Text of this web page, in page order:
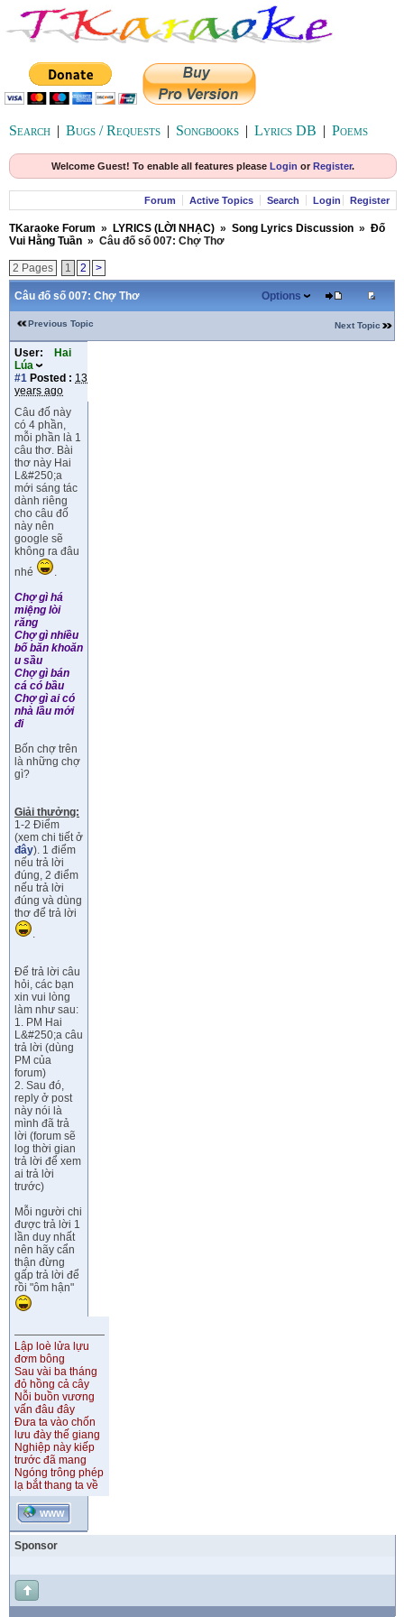
Search | Bugs / Requests | Songbooks | Lyrics DB | Poems
Welcome Guest! To enable all features please Login or Register.
Forum Active Topics Search Login Register
TKaraoke Forum » LYRICS (LỜI NHẠC) » Song Lyrics Discussion » Đố
Vui Hằng Tuần » Câu đố số 007: Chợ Thơ
2 Pages 1 2 >
Câu đố số 007: Chợ Thơ Options
Previous Topic Next Topic
User:
Hai
Lúa
#1 Posted : 13
years ago
Câu đố này
có 4 phần,
mỗi phần là 1
câu thơ. Bài
thơ này Hai
L&#250;a
mới sáng tác
dành riêng
cho câu đố
này nên
google sẽ
không ra đâu
nhé
.
Chợ gì há
miệng lòi
răng
Chợ gì nhiều
bố băn khoăn
u sầu
Chợ gì bán
cá có bầu
Chợ gì ai có
nhà lầu mới
đi
Bốn chợ trên
là những chợ
gì?
Giải thưởng:
1-2 Điểm
(xem chi tiết ở
đây). 1 điểm
nếu trả lời
đúng, 2 điểm
nếu trả lời
đúng và dùng
thơ để trả lời
.
Để trả lời câu
hỏi, các bạn
xin vui lòng
làm như sau:
1. PM Hai
L&#250;a câu
trả lời (dùng
PM của
forum)
2. Sau đó,
reply ở post
này nói là
mình đã trả
lời (forum sẽ
log thời gian
trả lời để xem
ai trả lời
trước)
Mỗi người chi
được trả lời 1
lần duy nhất
nên hãy cẩn
thận đừng
gấp trả lời để
rồi "ôm hận"
Lập loè lửa lựu
đơm bông
Sau vài ba tháng
đỏ hồng cả cây
Nỗi buồn vương
vấn đâu đây
Đưa ta vào chốn
lưu đày thế giang
Nghiệp này kiếp
trước đã mang
Ngóng trông phép
lạ bắt thang ta về
WWW
Sponsor